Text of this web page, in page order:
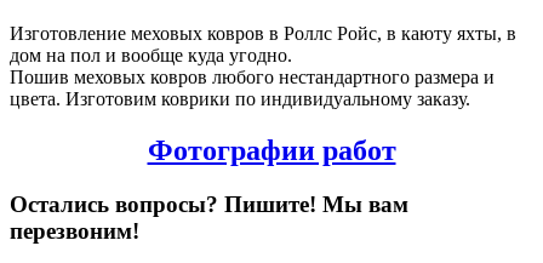
Изготовление меховых ковров в Роллс Ройс, в каюту яхты, в
дом на пол и вообще куда угодно.
Пошив меховых ковров любого нестандартного размера и
цвета. Изготовим коврики по индивидуальному заказу.
Фотографии работ
Остались вопросы? Пишите! Мы вам
перезвоним!